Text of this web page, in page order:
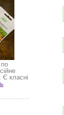
Є класні